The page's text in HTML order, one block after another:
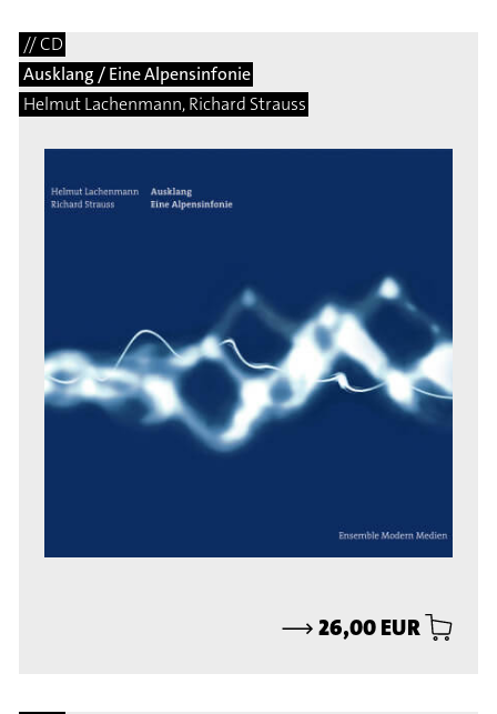
// CD
Ausklang / Eine Alpensinfonie
Helmut Lachenmann, Richard Strauss
⟶26,00 EUR